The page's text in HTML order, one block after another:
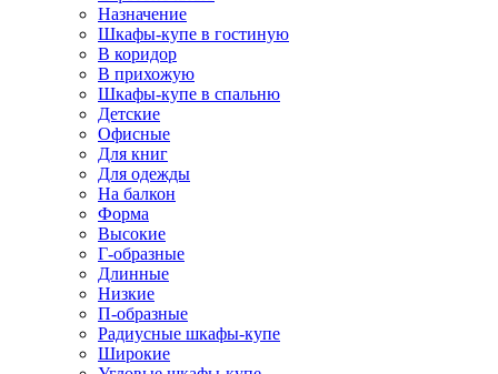
Назначение
Шкафы-купе в гостиную
В коридор
В прихожую
Шкафы-купе в спальню
Детские
Офисные
Для книг
Для одежды
На балкон
Форма
Высокие
Г-образные
Длинные
Низкие
П-образные
Радиусные шкафы-купе
Широкие